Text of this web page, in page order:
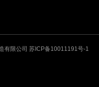
有限公司 苏ICP备10011191号-1